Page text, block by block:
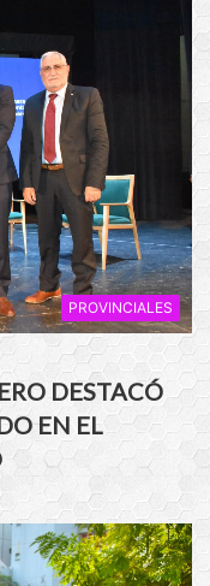
PROVINCIALES
DESTACÓ
EN EL